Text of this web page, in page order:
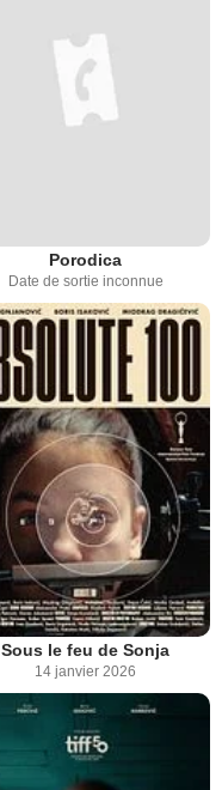
Porodica
Date de sortie inconnue
Sous le feu de Sonja
14 janvier 2026